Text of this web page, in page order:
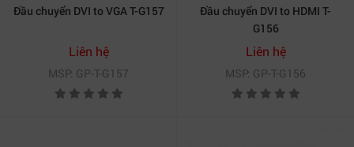
Đầu chuyển DVI to VGA T-G157
Liên hệ
MSP: GP-T-G157
Đầu chuyển DVI to HDMI T-
G156
Liên hệ
MSP: GP-T-G156